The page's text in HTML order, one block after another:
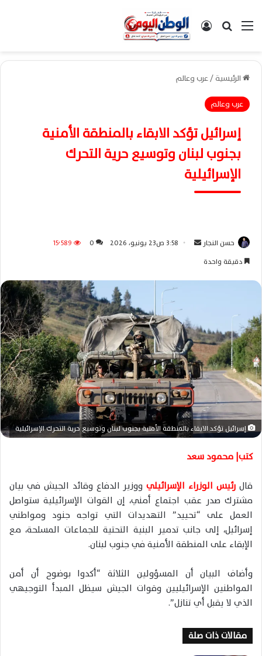
القائمةبحث عن تسجيل الدخول
الرئيسية/عرب وعالم
عرب وعالم
إسرائيل تؤكد الابقاء بالمنطقة الأمنية
بجنوب لبنان وتوسيع حرية التحرك
الإسرائيلية
حسن النجار
ي
د
ا
إ
ل
ك
ت
ر
و
ن
ا
3:58 ص23 يونيو، 2026 0
15٬589
دقيقة واحدة
إسرائيل تؤكد الابقاء بالمنطقة الأمنية بجنوب لبنان وتوسيع حرية التحرك الإسرائيلية
كتب| محمود سعد
قالرئيس الوزراء الإسرائيليووزير الدفاع وقائد الجيش في بيان
مشترك صدر عقب اجتماع أمني، إن القوات الإسرائيلية ستواصل
العمل على “تحييد” التهديدات التي تواجه جنود ومواطني
إسرائيل، إلى جانب تدمير البنية التحتية للجماعات المسلحة، مع
الإبقاء على المنطقة الأمنية في جنوب لبنان.
وأضاف البيان أن المسؤولين الثلاثة “أكدوا بوضوح أن أمن
المواطنين الإسرائيليين وقوات الجيش سيظل المبدأ التوجيهي
الذي لا يقبل أي تنازل”.
مقالات ذات صلة